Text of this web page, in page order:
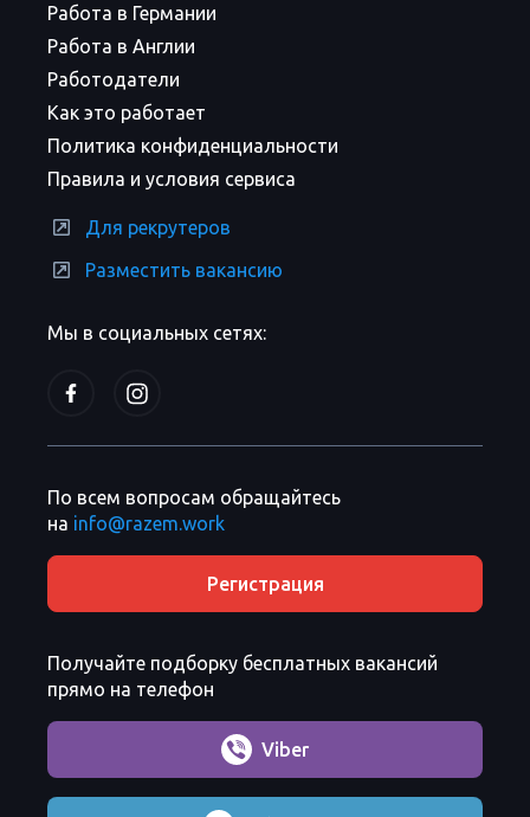
Мы в социальных сетях:
Работа в Германии
Работа в Англии
Работодатели
Как это работает
Политика конфиденциальности
Правила и условия сервиса
Для рекрутеров
Разместить вакансию
По всем вопросам обращайтесь
на info@razem.work
Регистрация
Получайте подборку бесплатных вакансий
прямо на телефон
Viber